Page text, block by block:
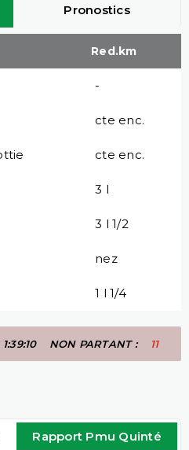
Pronostics
Red.km
-
cte enc.
cte enc.
3 l
3 l 1/2
nez
1 l 1/4
NON PARTANT : 11
Rapport Pmu Quinté